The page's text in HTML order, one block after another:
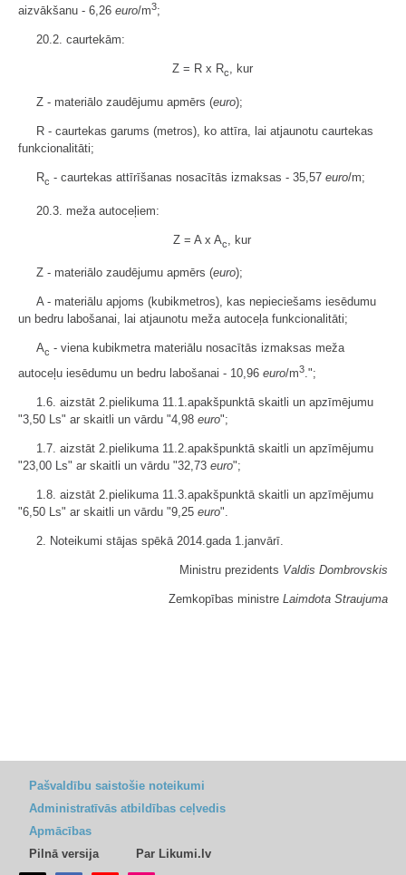
aizvākšanu - 6,26 euro/m3;
20.2. caurtekām:
Z = R x Rc, kur
Z - materiālo zaudējumu apmērs (euro);
R - caurtekas garums (metros), ko attīra, lai atjaunotu caurtekas
funkcionalitāti;
Rc - caurtekas attīrīšanas nosacītās izmaksas - 35,57 euro/m;
20.3. meža autoceļiem:
Z = A x Ac , kur
Z - materiālo zaudējumu apmērs (euro);
A - materiālu apjoms (kubikmetros), kas nepieciešams iesēdumu
un bedru labošanai, lai atjaunotu meža autoceļa funkcionalitāti;
Ac - viena kubikmetra materiālu nosacītās izmaksas meža
autoceļu iesēdumu un bedru labošanai - 10,96 euro/m3.";
1.6. aizstāt 2.pielikuma 11.1.apakšpunktā skaitli un apzīmējumu
"3,50 Ls" ar skaitli un vārdu "4,98 euro";
1.7. aizstāt 2.pielikuma 11.2.apakšpunktā skaitli un apzīmējumu
"23,00 Ls" ar skaitli un vārdu "32,73 euro";
1.8. aizstāt 2.pielikuma 11.3.apakšpunktā skaitli un apzīmējumu
"6,50 Ls" ar skaitli un vārdu "9,25 euro".
2. Noteikumi stājas spēkā 2014.gada 1.janvārī.
Ministru prezidents Valdis Dombrovskis
Zemkopības ministre Laimdota Straujuma
Pašvaldību saistošie noteikumi
Administratīvās atbildības ceļvedis
Apmācības
Pilnā versija
Par Likumi.lv